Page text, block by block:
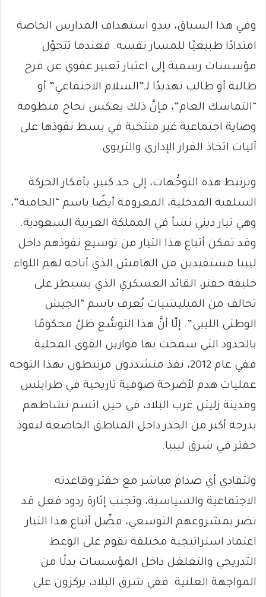
وفي هذا السياق، يبدو استهداف المدارس الخاصة
امتدادًا طبيعيًا للمسار نفسه. فعندما تتحوّل
مؤسسات رسمية إلى اعتبار تعبير عفوي عن فرح
طالبة أو طالب تهديدًا لـ”السلام الاجتماعي” أو
“التماسك العام”، فإنَّ ذلك يعكس نجاح منظومة
وصاية اجتماعية غير منتخبة في بسط نفوذها على
آليات اتخاذ القرار الإداري والتربوي.
وترتبط هذه التوجُّهات، إلى حد كبير، بأفكار الحركة
السلفية المدخلية، المعروفة أيضًا باسم “الجامية”،
وهي تيار ديني نشأ في المملكة العربية السعودية.
وقد تمكن أتباع هذا التيار من توسيع نفوذهم داخل
ليبيا مستفيدين من الهامش الذي أتاحه لهم اللواء
خليفة حفتر، القائد العسكري الذي يسيطر على
تحالف من الميليشيات يُعرف باسم “الجيش
الوطني الليبي”. إلّا أنَّ هذا التوسُّع ظلَّ محكومًا
بالحدود التي سمحت بها موازين القوى المحلية.
ففي عام 2012، نفذ متشددون مرتبطون بهذا التوجه
عمليات هدم لأضرحة صوفية تاريخية في طرابلس
ومدينة زليتن غرب البلاد، في حين اتسم نشاطهم
بدرجة أكبر من الحذر داخل المناطق الخاضعة لنفوذ
حفتر في شرق ليبيا.
ولتفادي أي صدام مباشر مع حفتر وقاعدته
الاجتماعية والسياسية، وتجنب إثارة ردود فعل قد
تضر بمشروعهم التوسعي، فضّل أتباع هذا التيار
اعتماد استراتيجية مختلفة تقوم على الوعظ
التدريجي والتغلغل داخل المؤسسات بدلًا من
المواجهة العلنية. ففي شرق البلاد، يركزون على